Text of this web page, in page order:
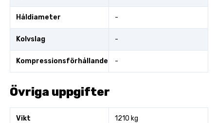
Håldiameter -
Kolvslag -
Kompressionsförhållande -
Övriga uppgifter
Vikt 1210 kg